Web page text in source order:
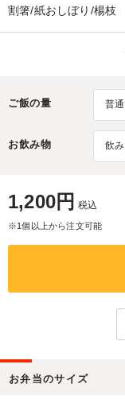
割箸/紙おしぼり/楊枝
ご飯の量
お飲み物
1,200円 税込
※1個以上から注文可能
お弁当のサイズ